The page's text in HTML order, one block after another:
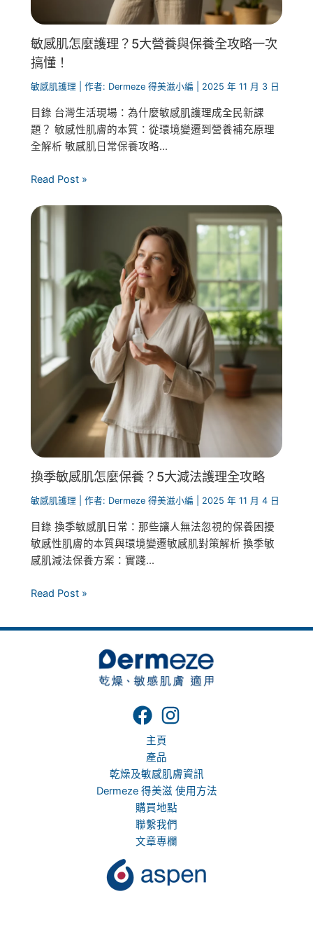
敏感肌怎麼護理？5大營養與保養全攻略一次
搞懂！
敏感肌護理 | 作者: Dermeze 得美滋小編 2025 年 11 月 3 日
目錄 台灣生活現場：為什麼敏感肌護理成全民新課
題？ 敏感性肌膚的本質：從環境變遷到營養補充原理
全解析 敏感肌日常保養攻略...
Read Post »
換季敏感肌怎麼保養？5大減法護理全攻略
敏感肌護理 | 作者: Dermeze 得美滋小編 2025 年 11 月 4 日
目錄 換季敏感肌日常：那些讓人無法忽視的保養困擾
敏感性肌膚的本質與環境變遷敏感肌對策解析 換季敏
感肌減法保養方案：實踐...
Read Post »
主頁
產品
乾燥及敏感肌膚資訊
Dermeze 得美滋 使用方法
購買地點
聯繫我們
文章專欄